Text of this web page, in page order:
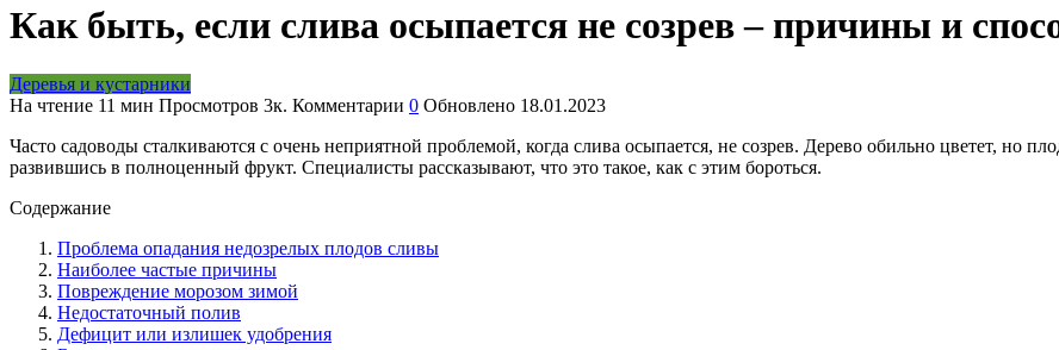
Как быть, если слива осыпается не созрев – причины и
Деревья и кустарники
На чтение 11 мин Просмотров 3к. Комментарии 0 Обновлено 18.01.2023
Часто садоводы сталкиваются с очень неприятной проблемой, когда слива осыпается, не созрев. Дерево обильно цветет, но
развившись в полноценный фрукт. Специалисты рассказывают, что это такое, как с этим бороться.
Содержание
Проблема опадания недозрелых плодов сливы
Наиболее частые причины
Повреждение морозом зимой
Недостаточный полив
Дефицит или излишек удобрения